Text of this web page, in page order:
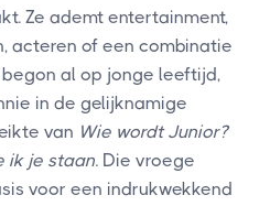
Ze ademt entertainment,
acteren of een combinatie
al op jonge leeftijd,
in de gelijknamige
van Wie wordt Junior?
ik je staan. Die vroege
voor een indrukwekkend